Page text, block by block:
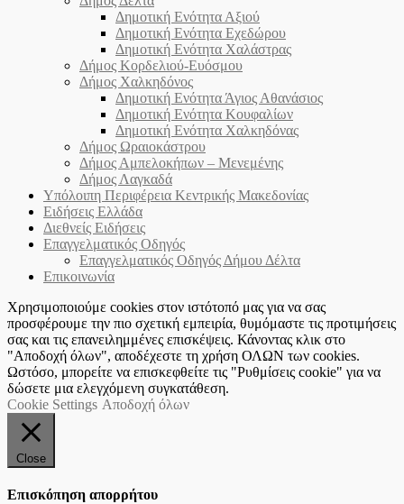
Δημοτική Ενότητα Αξιού
Δημοτική Ενότητα Εχεδώρου
Δημοτική Ενότητα Χαλάστρας
Δήμος Κορδελιού-Ευόσμου
Δήμος Χαλκηδόνος
Δημοτική Ενότητα Άγιος Αθανάσιος
Δημοτική Ενότητα Κουφαλίων
Δημοτική Ενότητα Χαλκηδόνας
Δήμος Ωραιοκάστρου
Δήμος Αμπελοκήπων – Μενεμένης
Δήμος Λαγκαδά
Υπόλοιπη Περιφέρεια Κεντρικής Μακεδονίας
Ειδήσεις Ελλάδα
Διεθνείς Ειδήσεις
Επαγγελματικός Οδηγός
Επαγγελματικός Οδηγός Δήμου Δέλτα
Επικοινωνία
Χρησιμοποιούμε cookies στον ιστότοπό μας για να σας
προσφέρουμε την πιο σχετική εμπειρία, θυμόμαστε τις προτιμήσεις
σας και τις επανειλημμένες επισκέψεις. Κάνοντας κλικ στο
"Αποδοχή όλων", αποδέχεστε τη χρήση ΟΛΩΝ των cookies.
Ωστόσο, μπορείτε να επισκεφθείτε τις "Ρυθμίσεις cookie" για να
δώσετε μια ελεγχόμενη συγκατάθεση.
Cookie Settings Αποδοχή όλων
Close
Επισκόπηση απορρήτου